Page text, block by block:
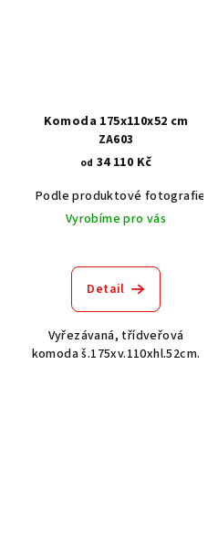
Akát vintage BT1551
Ořech
Komoda 175x110x52 cm
ZA603
od 34 110 Kč
Podle produktové fotografie
Vyrobíme pro vás
Detail
Vyřezávaná, třídveřová
komoda š.175xv.110xhl.52cm.